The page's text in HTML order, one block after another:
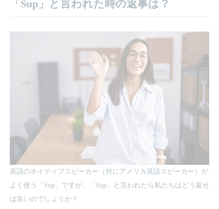
「Sup」と言われた時の返事は？
英語のネイティブスピーカー（特にアメリカ英語スピーカー）が
よく使う「Sup」ですが、「Sup」と言われたら私たちはどう返せ
ば良いのでしょうか？